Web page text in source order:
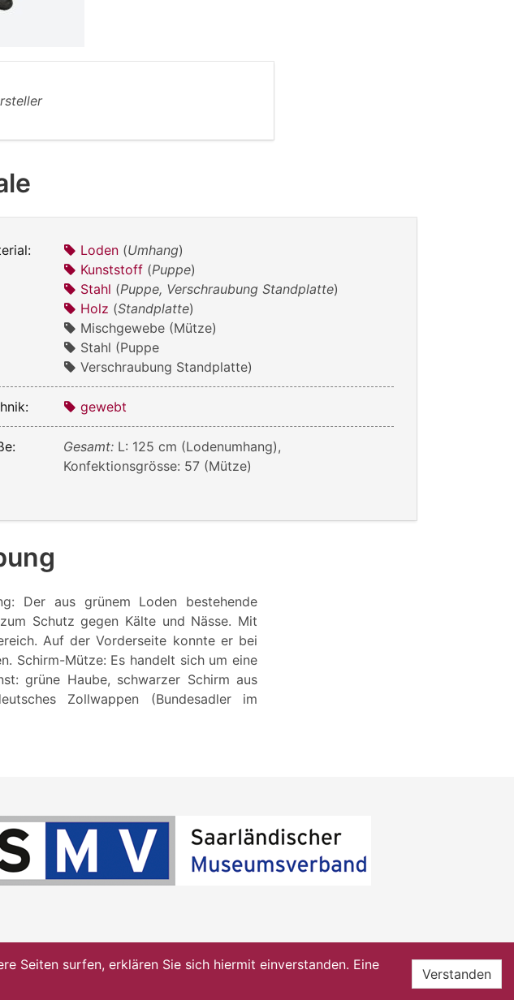
Loden (Umhang)
Kunststoff (Puppe)
Stahl (Puppe, Verschraubung Standplatte)
Holz (Standplatte)
Mischgewebe (Mütze)
Stahl (Puppe
Verschraubung Standplatte)
gewebt
Gesamt: L: 125 cm (Lodenumhang),
Konfektionsgrösse: 57 (Mütze)
Der aus grünem Loden bestehende
Schutz gegen Kälte und Nässe. Mit
Auf der Vorderseite konnte er bei
Schirm-Mütze: Es handelt sich um eine
grüne Haube, schwarzer Schirm aus
Zollwappen (Bundesadler im
Seiten surfen, erklären Sie sich hiermit einverstanden. Eine
Verstanden